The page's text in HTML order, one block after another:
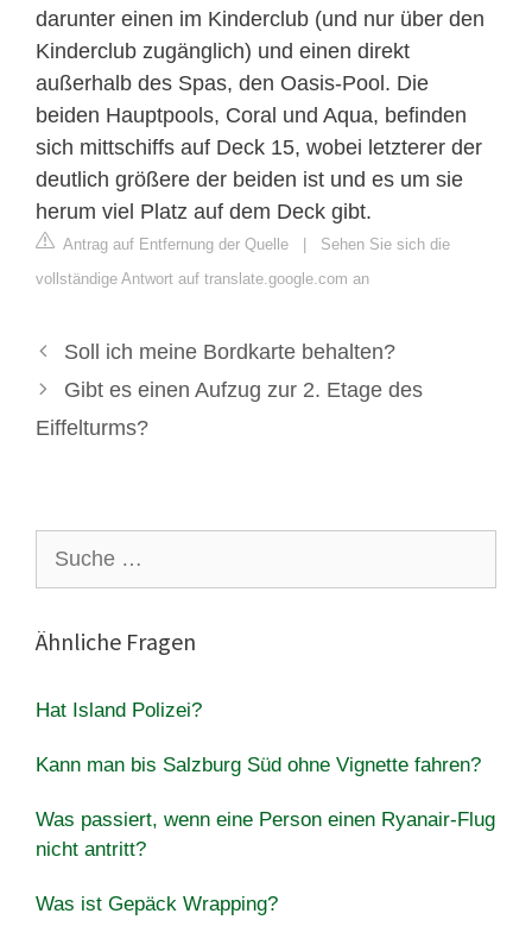
darunter einen im Kinderclub (und nur über den
Kinderclub zugänglich) und einen direkt
außerhalb des Spas, den Oasis-Pool. Die
beiden Hauptpools, Coral und Aqua, befinden
sich mittschiffs auf Deck 15, wobei letzterer der
deutlich größere der beiden ist und es um sie
herum viel Platz auf dem Deck gibt.
Antrag auf Entfernung der Quelle | Sehen Sie sich die
vollständige Antwort auf translate.google.com an
Soll ich meine Bordkarte behalten?
Gibt es einen Aufzug zur 2. Etage des
Eiffelturms?
nach:
Ähnliche Fragen
Hat Island Polizei?
Kann man bis Salzburg Süd ohne Vignette fahren?
Was passiert, wenn eine Person einen Ryanair-Flug
nicht antritt?
Was ist Gepäck Wrapping?